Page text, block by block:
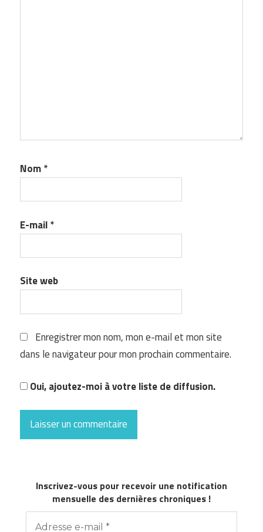
Nom*
E-mail*
Site web
Enregistrer mon nom, mon e-mail et mon site
dans le navigateur pour mon prochain commentaire.
Oui, ajoutez-moi à votre liste de diffusion.
Inscrivez-vous pour recevoir une notification
mensuelle des dernières chroniques !